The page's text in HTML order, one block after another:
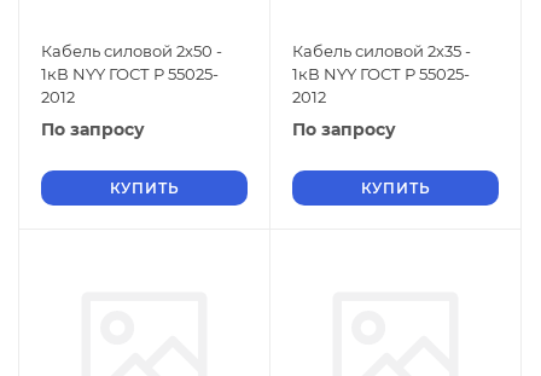
Кабель силовой 2х50 -
1кВ NYY ГОСТ Р 55025-
2012
По запросу
КУПИТЬ
Кабель силовой 2х35 -
1кВ NYY ГОСТ Р 55025-
2012
По запросу
КУПИТЬ